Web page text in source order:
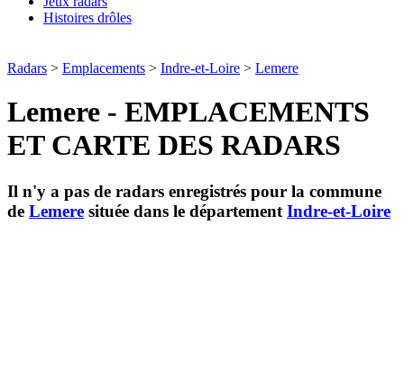
Histoires drôles
Radars > Emplacements > Indre-et-Loire > Lemere
Lemere - EMPLACEMENTS
ET CARTE DES RADARS
Il n'y a pas de radars enregistrés pour la commune
de Lemere située dans le département Indre-et-Loire